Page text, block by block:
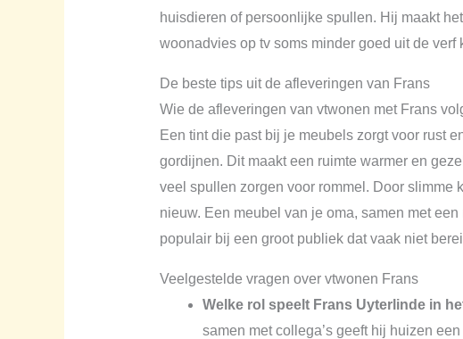
huisdieren of persoonlijke spullen. Hij maakt
woonadvies op tv soms minder goed uit de verf
De beste tips uit de afleveringen van Frans
Wie de afleveringen van vtwonen met Frans
Een tint die past bij je meubels zorgt voor rust
gordijnen. Dit maakt een ruimte warmer en
veel spullen zorgen voor rommel. Door slimme
nieuw. Een meubel van je oma, samen met
populair bij een groot publiek dat vaak niet
Veelgestelde vragen over vtwonen Frans
Welke rol speelt Frans Uyterlinde in
samen met collega’s geeft hij huizen